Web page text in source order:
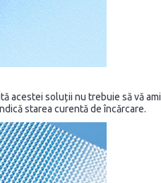
acestei soluții nu trebuie să vă
starea curentă de încărcare.